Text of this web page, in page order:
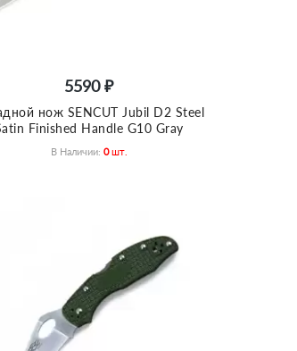
5590 ₽
нож SENCUT Jubil D2 Steel
Finished Handle G10 Gray
В Наличии: 0 Шт.